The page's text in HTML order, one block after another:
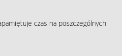
czas na poszczególnych